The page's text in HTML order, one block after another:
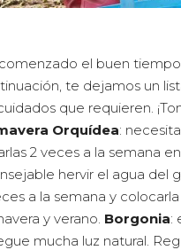
el buen
te dejamos un
que requieren.
Orquídea:
2 veces a la semana
hervir el agua del
a la semana y
y verano. Borgonia:
mucha luz natural.